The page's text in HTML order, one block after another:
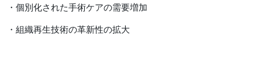
・個別化された手術ケアの需要増加
・組織再生技術の革新性の拡大